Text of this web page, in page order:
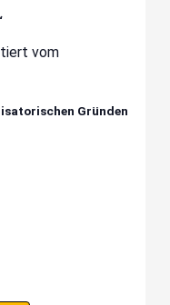
vom
Gründen